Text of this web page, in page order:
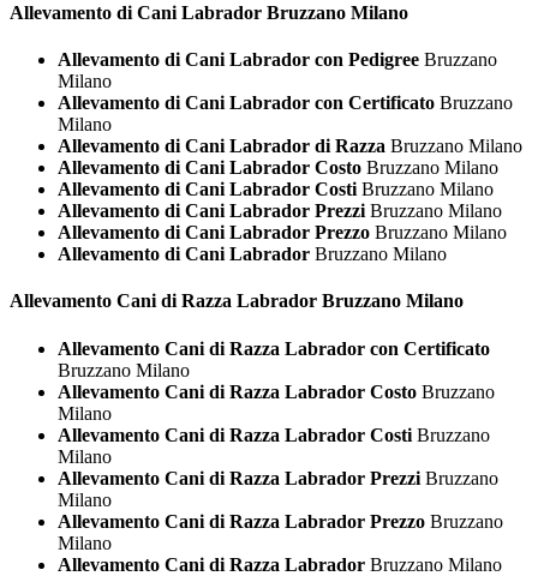
Allevamento di Cani Labrador Bruzzano Milano
Allevamento di Cani Labrador con Pedigree Bruzzano
Milano
Allevamento di Cani Labrador con Certificato Bruzzano
Milano
Allevamento di Cani Labrador di Razza Bruzzano Milano
Allevamento di Cani Labrador Costo Bruzzano Milano
Allevamento di Cani Labrador Costi Bruzzano Milano
Allevamento di Cani Labrador Prezzi Bruzzano Milano
Allevamento di Cani Labrador Prezzo Bruzzano Milano
Allevamento di Cani Labrador Bruzzano Milano
Allevamento Cani di Razza Labrador Bruzzano Milano
Allevamento Cani di Razza Labrador con Certificato
Bruzzano Milano
Allevamento Cani di Razza Labrador Costo Bruzzano
Milano
Allevamento Cani di Razza Labrador Costi Bruzzano
Milano
Allevamento Cani di Razza Labrador Prezzi Bruzzano
Milano
Allevamento Cani di Razza Labrador Prezzo Bruzzano
Milano
Allevamento Cani di Razza Labrador Bruzzano Milano